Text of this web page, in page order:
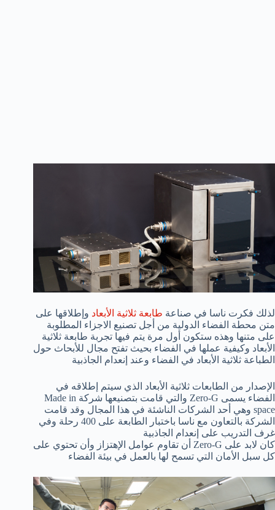
لذلك فكرت ناسا في صناعة طابعة ثلاثية الأبعاد وإطلاقها على
متن محطة الفضاء الدولية من أجل تصنيع الاجزاء المطلوبة
على متنها وهذه ستكون أول مرة يتم فيها تجربة طابعة ثلاثية
الأبعاد وكيفية عملها في الفضاء بحيث تفتح مجال للأبحاث حول
الطباعة ثلاثية الأبعاد في الفضاء وعند إنعدام الجاذبية
الإصدار من الطابعات ثلاثية الأبعاد الذي سيتم إطلاقه في
الفضاء يسمى Zero-G والتي قامت بتصنيعها شركة Made in
space وهي أحد الشركات الناشئة في هذا المجال وقد قامت
الشركة بالتعاون مع ناسا باختبار الطابعة على 400 رحلة وفي
غرف التدريب على إنعدام الجاذبية
كان لابد على Zero-G أن تقاوم عوامل الإهتزاز وأن تحتوي على
كل سبل الأمان التي تسمح لها بالعمل في بيئة الفضاء